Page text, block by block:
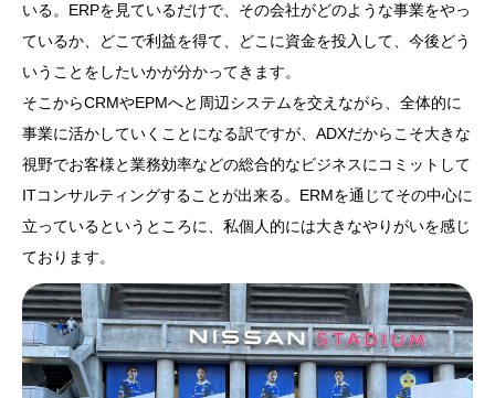
いる。ERPを見ているだけで、その会社がどのような事業をやっ
ているか、どこで利益を得て、どこに資金を投入して、今後どう
いうことをしたいかが分かってきます。
そこからCRMやEPMへと周辺システムを交えながら、全体的に
事業に活かしていくことになる訳ですが、ADXだからこそ大きな
視野でお客様と業務効率などの総合的なビジネスにコミットして
ITコンサルティングすることが出来る。ERMを通じてその中心に
立っているというところに、私個人的には大きなやりがいを感じ
ております。